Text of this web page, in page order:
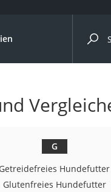
Vergleiche nach
G
Getreidefreies Hundefutter
Glutenfreies Hundefutter